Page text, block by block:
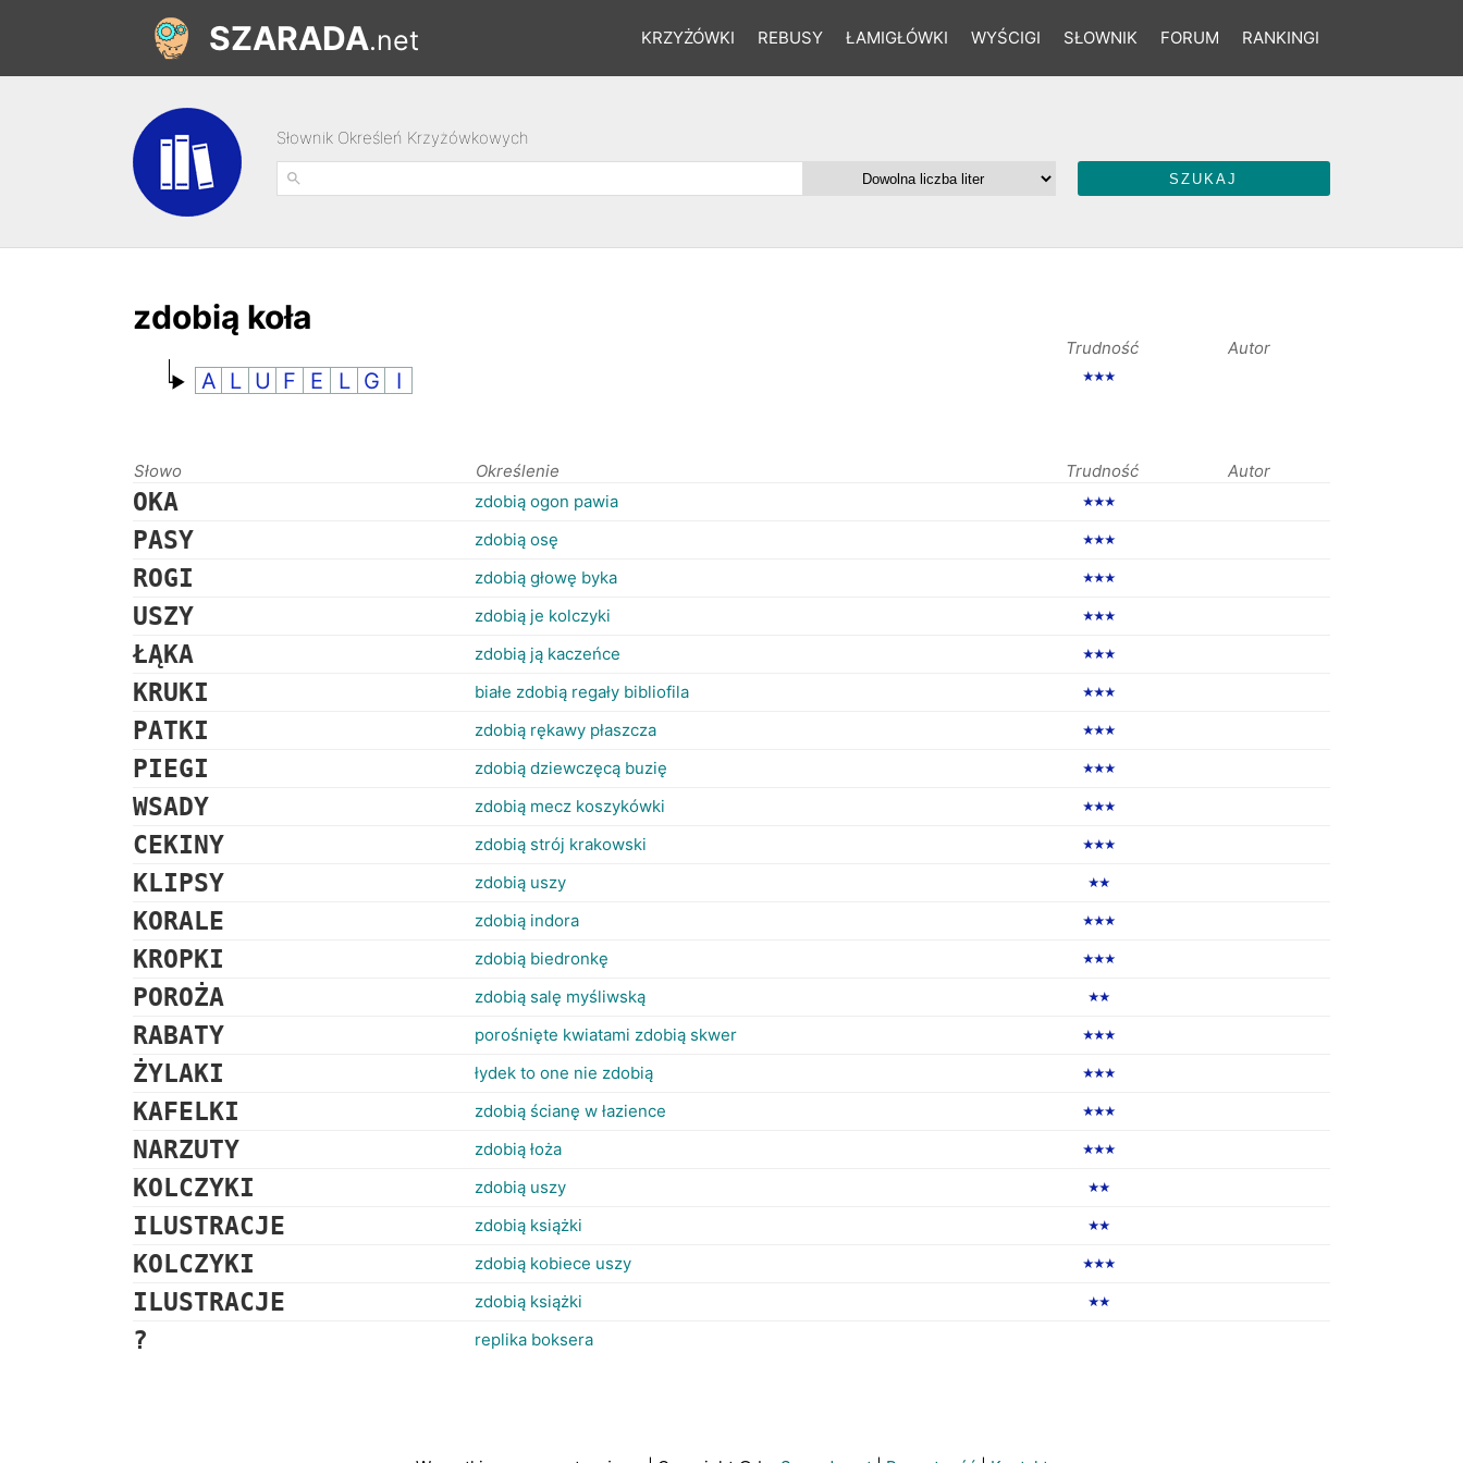
KRZYŻÓWKI REBUSY ŁAMIGŁÓWKI WYŚCIGI SŁOWNIK FORUM RANKINGI
SZARADA.net
Słownik Określeń Krzyżówkowych
zdobią koła
Trudność Autor
A L U F E L G I ★★★
Słowo Określenie Trudność Autor
OKA zdobią ogon pawia ★★★
PASY zdobią osę ★★★
ROGI zdobią głowę byka ★★★
USZY zdobią je kolczyki ★★★
ŁĄKA zdobią ją kaczeńce ★★★
KRUKI białe zdobią regały bibliofila ★★★
PATKI zdobią rękawy płaszcza ★★★
PIEGI zdobią dziewczęcą buzię ★★★
WSADY zdobią mecz koszykówki ★★★
CEKINY zdobią strój krakowski ★★★
KLIPSY zdobią uszy ★★
KORALE zdobią indora ★★★
KROPKI zdobią biedronkę ★★★
POROŻA zdobią salę myśliwską ★★
RABATY porośnięte kwiatami zdobią skwer ★★★
ŻYLAKI łydek to one nie zdobią ★★★
KAFELKI zdobią ścianę w łazience ★★★
NARZUTY zdobią łoża ★★★
KOLCZYKI zdobią uszy ★★
ILUSTRACJE zdobią książki ★★
KOLCZYKI zdobią kobiece uszy ★★★
ILUSTRACJE zdobią książki ★★
? replika boksera